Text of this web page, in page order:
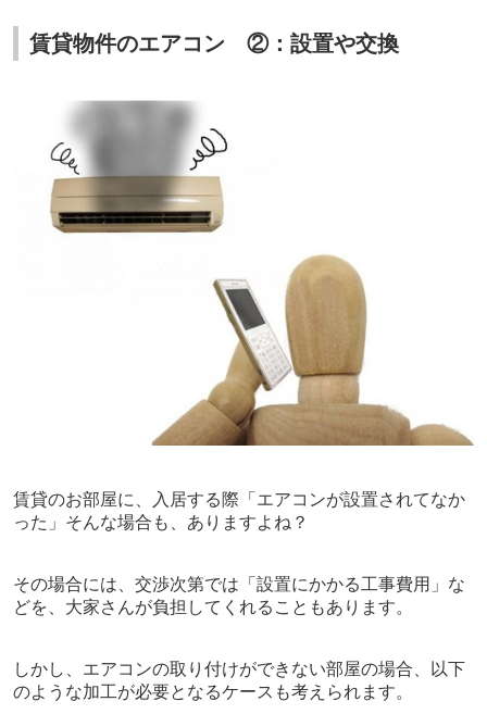
賃貸物件のエアコン ②：設置や交換
賃貸のお部屋に、入居する際「エアコンが設置されてなか
った」そんな場合も、ありますよね？
その場合には、交渉次第では「設置にかかる工事費用」な
どを、大家さんが負担してくれることもあります。
しかし、エアコンの取り付けができない部屋の場合、以下
のような加工が必要となるケースも考えられます。